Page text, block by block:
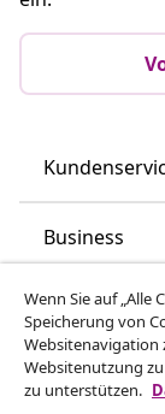
Business
vidaXL
Mehr
Wenn Sie auf „Alle
Speicherung von
Websitenavigation
Websitenutzung
zu unterstützen.